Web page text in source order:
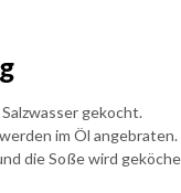
gekocht.
im Öl angebraten.
die Soße wird